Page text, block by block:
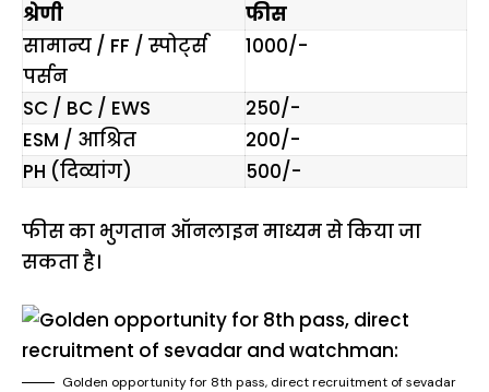
श्रेणी
फीस
सामान्य / FF / स्पोर्ट्स
पर्सन
₹1000/-
SC / BC / EWS
₹250/-
ESM / आश्रित
₹200/-
PH (दिव्यांग)
₹500/-
फीस का भुगतान ऑनलाइन माध्यम से किया जा
सकता है।
Golden opportunity for 8th pass, direct recruitment of sevadar